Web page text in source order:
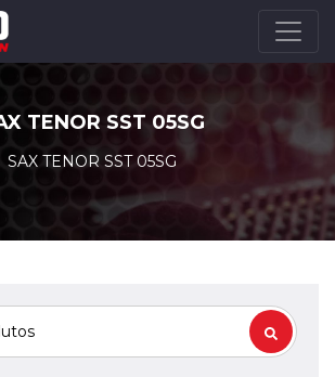
TENOR SST 05SG
SAX TENOR SST 05SG